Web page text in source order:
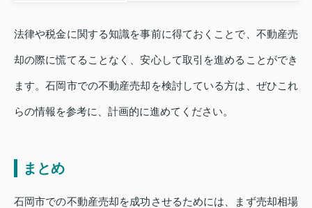
法律や税金に関する知識を事前に得ておくことで、不動産売
却の際に慌てることなく、安心して取引を進めることができ
ます。石岡市での不動産売却を検討している方は、ぜひこれ
らの情報を参考に、計画的に進めてください。
まとめ
石岡市での不動産売却を成功させるためには、まず売却相場